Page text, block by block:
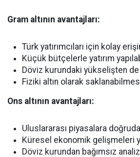
Gram altının avantajları:
Türk yatırımcıları için kolay
Küçük bütçelerle yatırım
Döviz kurundaki yükselişten
Fiziki altın olarak
Ons altının avantajları:
Uluslararası piyasalara
Küresel ekonomik gelişmeleri
Döviz kurundan bağımsız